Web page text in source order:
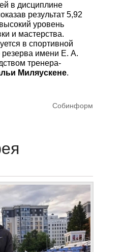
в дисциплине
результат 5,92
уровень
и мастерства.
в спортивной
резерва имени Е. А.
тренера-
Миляускене.
Собинформ